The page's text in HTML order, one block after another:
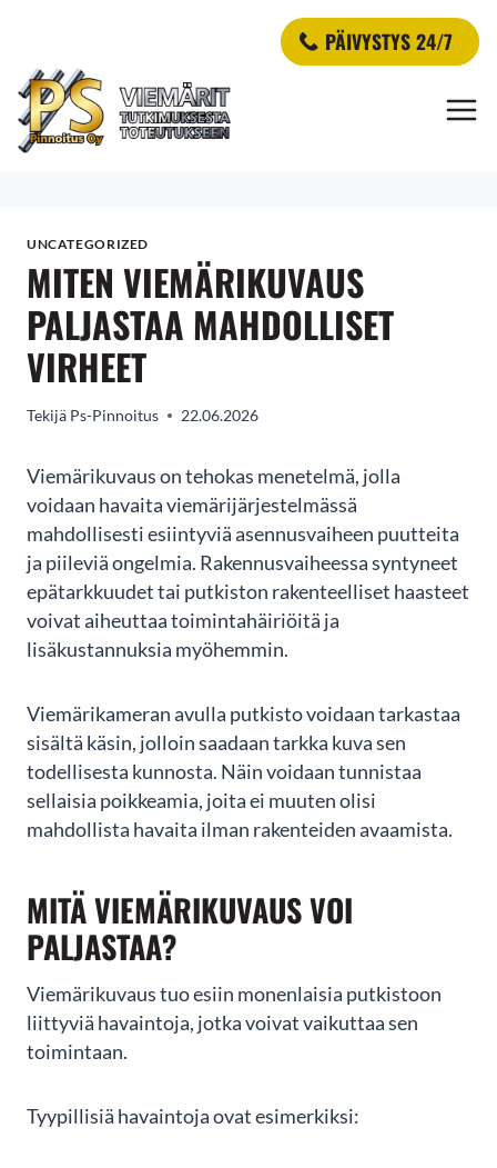
PÄIVYSTYS 24/7
UNCATEGORIZED
MITEN VIEMÄRIKUVAUS
PALJASTAA MAHDOLLISET
VIRHEET
Tekijä Ps-Pinnoitus 22.06.2026
Viemärikuvaus on tehokas menetelmä, jolla
voidaan havaita viemärijärjestelmässä
mahdollisesti esiintyviä asennusvaiheen puutteita
ja piileviä ongelmia. Rakennusvaiheessa syntyneet
epätarkkuudet tai putkiston rakenteelliset haasteet
voivat aiheuttaa toimintahäiriöitä ja
lisäkustannuksia myöhemmin.
Viemärikameran avulla putkisto voidaan tarkastaa
sisältä käsin, jolloin saadaan tarkka kuva sen
todellisesta kunnosta. Näin voidaan tunnistaa
sellaisia poikkeamia, joita ei muuten olisi
mahdollista havaita ilman rakenteiden avaamista.
MITÄ VIEMÄRIKUVAUS VOI
PALJASTAA?
Viemärikuvaus tuo esiin monenlaisia putkistoon
liittyviä havaintoja, jotka voivat vaikuttaa sen
toimintaan.
Tyypillisiä havaintoja ovat esimerkiksi:
Oletko viemäripalveluiden
tarpeessa?
Jätä yhteydenottopyyntö helposti tämän lomakkeen kautta
niin olemme sinuun yhteydessä mahdollisimman pian!
LÄHETÄ
Merja Tarvainen